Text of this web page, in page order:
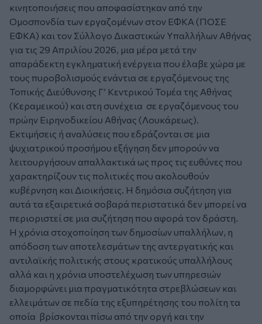
κινητοποιήσεις που αποφασίστηκαν από την
Ομοσπονδία των εργαζομένων στον ΕΦΚΑ (ΠΟΣΕ
ΕΦΚΑ) και τον Σύλλογο Δικαστικών Υπαλλήλων Αθήνας
για τις 29 Απριλίου 2026, μια μέρα μετά την
απαράδεκτη εγκληματική ενέργεια που έλαβε χώρα με
τους πυροβολισμούς ενάντια σε εργαζόμενους της
Τοπικής Διεύθυνσης Γ’ Κεντρικού Τομέα της Αθήνας
(Κεραμεικού) και στη συνέχεια σε εργαζόμενους του
πρώην Ειρηνοδικείου Αθήνας (Λουκάρεως).
Εκτιμήσεις ή αναλύσεις που εδράζονται σε μια
ψυχιατρικού προσήμου εξήγηση δεν μπορούν να
λειτουργήσουν απαλλακτικά ως προς τις ευθύνες που
χαρακτηρίζουν τις πολιτικές που ακολουθούν
κυβέρνηση και Διοικήσεις. Η δημόσια συζήτηση για
αυτά τα εξαιρετικά σοβαρά περιστατικά δεν μπορεί να
περιοριστεί σε μια συζήτηση που αφορά τον δράστη.
Η χρόνια στοχοποίηση των δημοσίων υπαλλήλων, η
απόδοση των αποτελεσμάτων της αντεργατικής και
αντιλαϊκής πολιτικής στους κρατικούς υπαλλήλους
αλλά και η χρόνια υποστελέχωση των υπηρεσιών
διαμορφώνει μια πραγματικότητα στρεβλώσεων και
ελλειμάτων σε πεδία της εξυπηρέτησης του πολίτη τα
οποία βρίσκονται πίσω από την οργή και την